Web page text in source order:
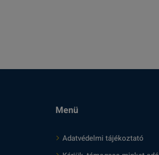
Menü
Adatvédelmi tájékoztató